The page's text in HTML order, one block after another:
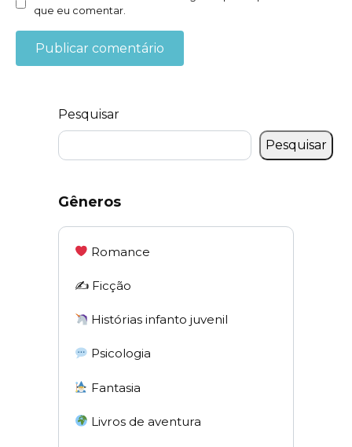
que eu comentar.
Pesquisar
Pesquisar
Gêneros
Romance
✍️ Ficção
Histórias infanto juvenil
Psicologia
Fantasia
Livros de aventura